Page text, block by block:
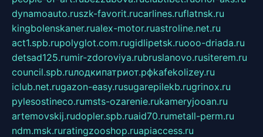
dynamoauto.ruszk-favorit.rucarlines.ruflatnsk.ru
kingbolenskaner.rualex-motor.ruastroline.net.ru
act1.spb.rupolyglot.com.rugidlipetsk.ruooo-driada.ru
detsad125.rumir-zdoroviya.rubruslanovo.rusiterem.ru
council.spb.ruлодкипатриот.рфkafekolizey.ru
iclub.net.rugazon-easy.rusugarepilekb.rugrinox.ru
pylesostineco.rumsts-ozarenie.rukameryjooan.ru
artemovskij.rudopler.spb.ruaid70.rumetall-perm.ru
ndm.msk.ruratingzooshop.ruapiaccess.ru